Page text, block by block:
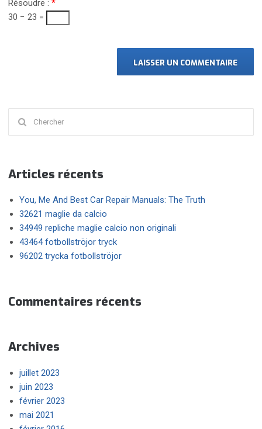
Résoudre :*
30 − 23 =
Articles récents
You, Me And Best Car Repair Manuals: The Truth
32621 maglie da calcio
34949 repliche maglie calcio non originali
43464 fotbollströjor tryck
96202 trycka fotbollströjor
Commentaires récents
Archives
juillet 2023
juin 2023
février 2023
mai 2021